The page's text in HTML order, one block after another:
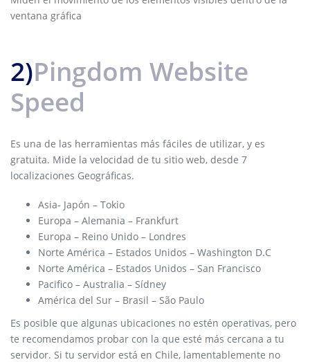
ventana gráfica
2)Pingdom Website
Speed
Es una de las herramientas más fáciles de utilizar, y es
gratuita. Mide la velocidad de tu sitio web, desde 7
localizaciones Geográficas.
Asia- Japón – Tokio
Europa – Alemania – Frankfurt
Europa – Reino Unido – Londres
Norte América – Estados Unidos – Washington D.C
Norte América – Estados Unidos – San Francisco
Pacifico – Australia – Sídney
América del Sur – Brasil – São Paulo
Es posible que algunas ubicaciones no estén operativas, pero
te recomendamos probar con la que esté más cercana a tu
servidor. Si tu servidor está en Chile, lamentablemente no